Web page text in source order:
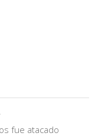
fue atacado